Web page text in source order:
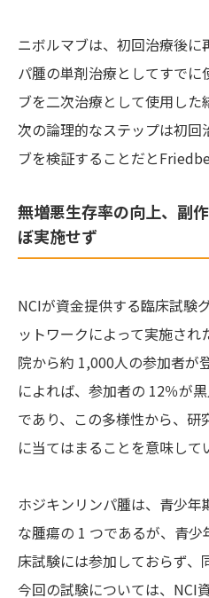
ニボルマブは、初回治療後
パ腫の単剤治療としてすで
ブを二次治療として使用した
次の論理的なステップは初
ブを検証することだと
無増悪生存率の向上、副
ぼ実施せず
NCIが資金提供する臨床試験
ットワークによって実施さ
院から約 1,000人の参加者
によれば、参加者の 12％が
であり、この多様性から、
に当てはまることを意味して
ホジキンリンパ腫は、青少
な腫瘍の 1 つであるが、青
床試験には参加しておらず、
今回の試験については、NCI